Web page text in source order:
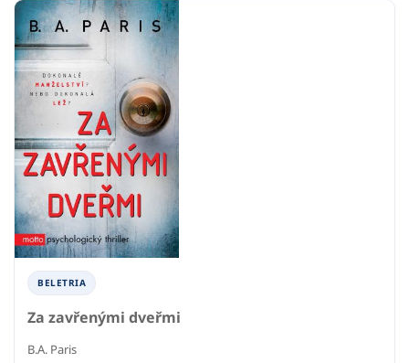
BELETRIA
Za zavřenými dveřmi
B.A. Paris